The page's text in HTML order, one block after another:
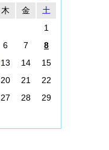
木 金
土
1
6 7
8
13 14
15
20 21
22
27 28
29